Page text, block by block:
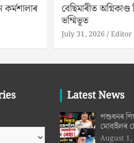
বেছিমাৰীত
ভম্মিভূত
July 31, 2026 Editor
Latest News
পশুধনৰ
মোবাইলৰ
August 1,